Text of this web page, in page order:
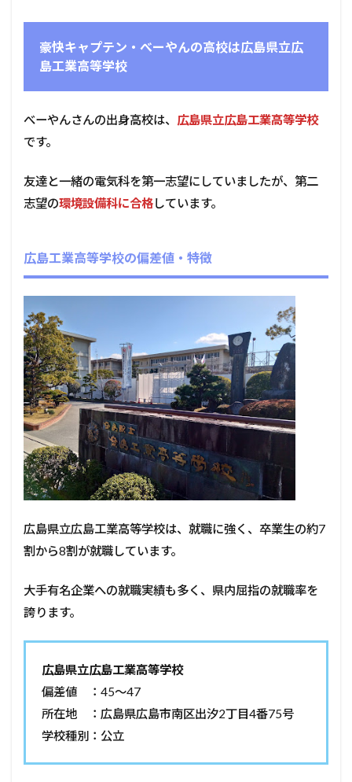
豪快キャプテン・べーやんの高校は広島県立広
島工業高等学校
べーやんさんの出身高校は、 広島県立広島工業高等学校
です。
友達と一緒の電気科を第一志望にしていましたが、第二
志望の環境設備科に合格しています。
広島工業高等学校の偏差値・特徴
広島県立広島工業高等学校は、就職に強く、卒業生の約7
割から8割が就職しています。
大手有名企業への就職実績も多く、県内屈指の就職率を
誇ります。
広島県立広島工業高等学校
偏差値 ：45～47
所在地 ：広島県広島市南区出汐2丁目4番75号
学校種別：公立